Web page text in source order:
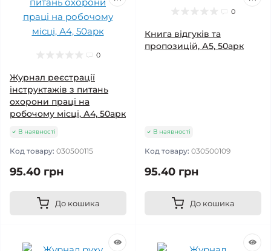
0
Журнал реєстрації
інструктажiв з питань
охорони працi на
робочому місці, А4, 50арк
В наявності
Код товару: 030500115
95.40 грн
До кошика
0
Книга відгуків та
пропозицій, А5, 50арк
В наявності
Код товару: 030500109
95.40 грн
До кошика